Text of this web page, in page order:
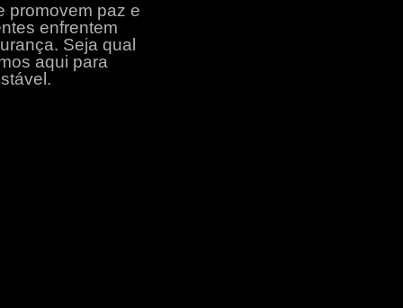
promovem paz e
enfrentem
Seja qual
aqui para